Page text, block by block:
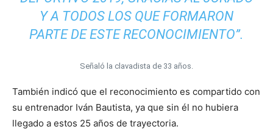
Y A TODOS LOS QUE FORMARON
PARTE DE ESTE RECONOCIMIENTO”.
Señaló la clavadista de 33 años.
También indicó que el reconocimiento es compartido con
su entrenador Iván Bautista, ya que sin él no hubiera
llegado a estos 25 años de trayectoria.